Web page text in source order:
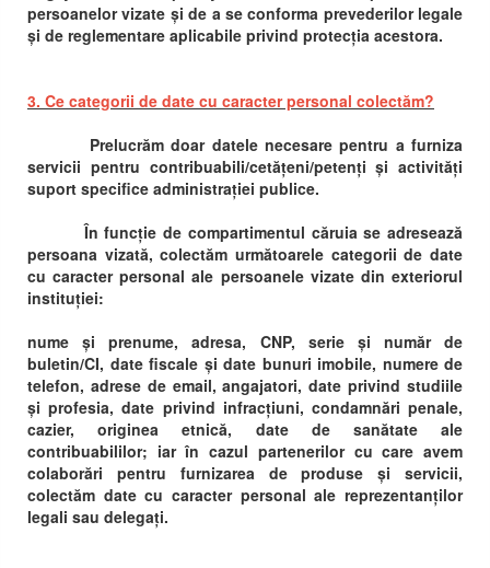
persoanelor vizate și de a se conforma prevederilor legale
și de reglementare aplicabile privind protecția acestora.
3. Ce categorii de date cu caracter personal colectăm?
Prelucrăm doar datele necesare pentru a furniza
servicii pentru contribuabili/cetățeni/petenți și activități
suport specifice administrației publice.
În funcție de compartimentul căruia se adresează
persoana vizată, colectăm următoarele categorii de date
cu caracter personal ale persoanele vizate din exteriorul
instituției:
nume și prenume, adresa, CNP, serie și număr de
buletin/CI, date fiscale și date bunuri imobile, numere de
telefon, adrese de email, angajatori, date privind studiile
și profesia, date privind infracțiuni, condamnări penale,
cazier, originea etnică, date de sanătate ale
contribuabililor; iar în cazul partenerilor cu care avem
colaborări pentru furnizarea de produse și servicii,
colectăm date cu caracter personal ale reprezentanților
legali sau delegați.